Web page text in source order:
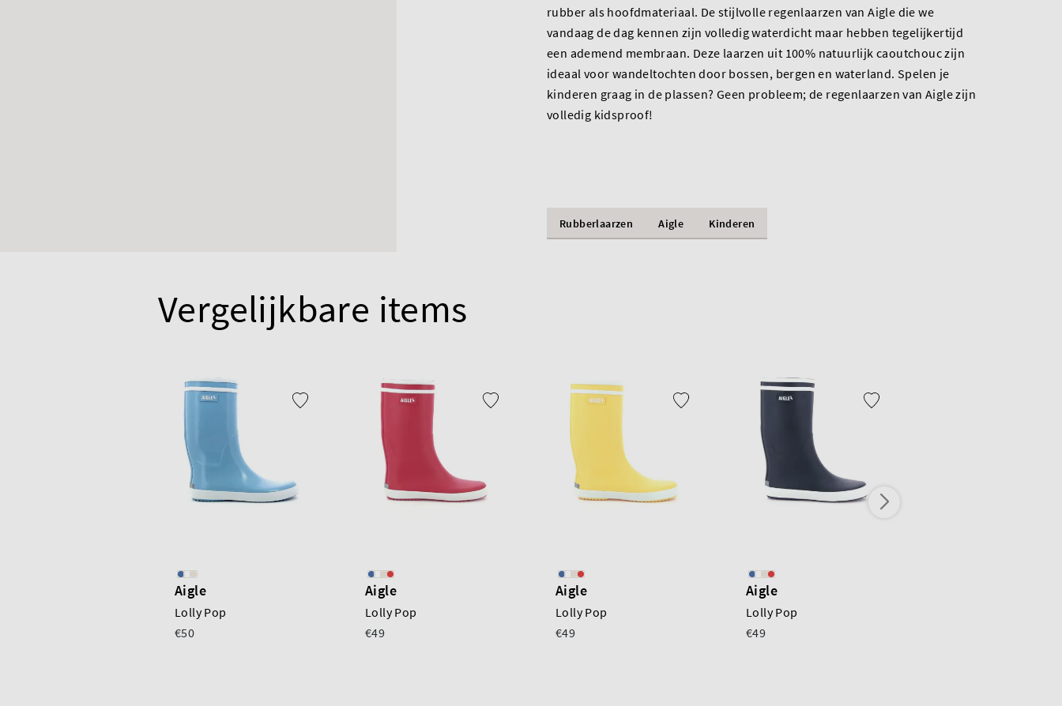
rubber als hoofdmateriaal. De stijlvolle regenlaarzen van Aigle die we
vandaag de dag kennen zijn volledig waterdicht maar hebben tegelijkertijd
een ademend membraan. Deze laarzen uit 100% natuurlijk caoutchouc zijn
ideaal voor wandeltochten door bossen, bergen en waterland. Spelen je
kinderen graag in de plassen? Geen probleem; de regenlaarzen van Aigle zijn
volledig kidsproof!
Rubberlaarzen Aigle Kinderen
Vergelijkbare items
Aigle
Lolly Pop
€50
Aigle
Lolly Pop
€49
Aigle
Lolly Pop
€49
Aigle
Lolly Pop
€49